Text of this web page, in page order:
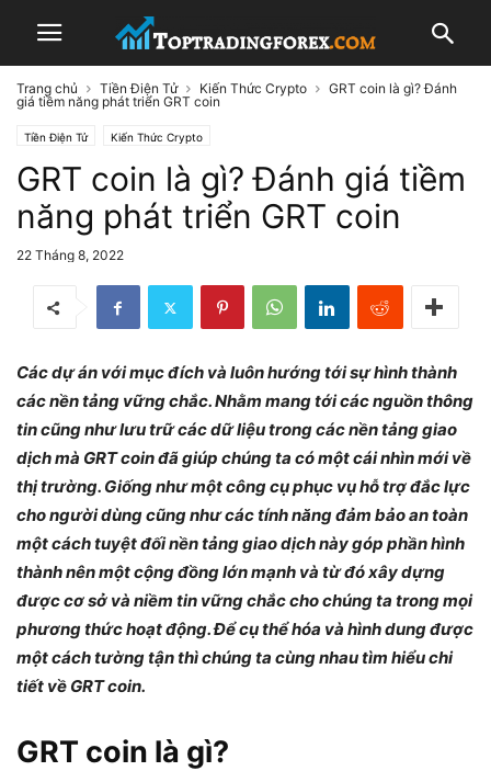
Trang chủ Tiền Điện Tử Kiến Thức Crypto
GRT coin là gì? Đánh
giá tiềm năng phát triển GRT coin
Tiền Điện Tử Kiến Thức Crypto
GRT coin là gì? Đánh giá tiềm
năng phát triển GRT coin
22 Tháng 8, 2022
Các dự án với mục đích và luôn hướng tới sự hình thành
các nền tảng vững chắc. Nhằm mang tới các nguồn thông
tin cũng như lưu trữ các dữ liệu trong các nền tảng giao
dịch mà GRT coin đã giúp chúng ta có một cái nhìn mới về
thị trường. Giống như một công cụ phục vụ hỗ trợ đắc lực
cho người dùng cũng như các tính năng đảm bảo an toàn
một cách tuyệt đối nền tảng giao dịch này góp phần hình
thành nên một cộng đồng lớn mạnh và từ đó xây dựng
được cơ sở và niềm tin vững chắc cho chúng ta trong mọi
phương thức hoạt động. Để cụ thể hóa và hình dung được
một cách tường tận thì chúng ta cùng nhau tìm hiểu chi
tiết về GRT coin.
GRT coin là gì?